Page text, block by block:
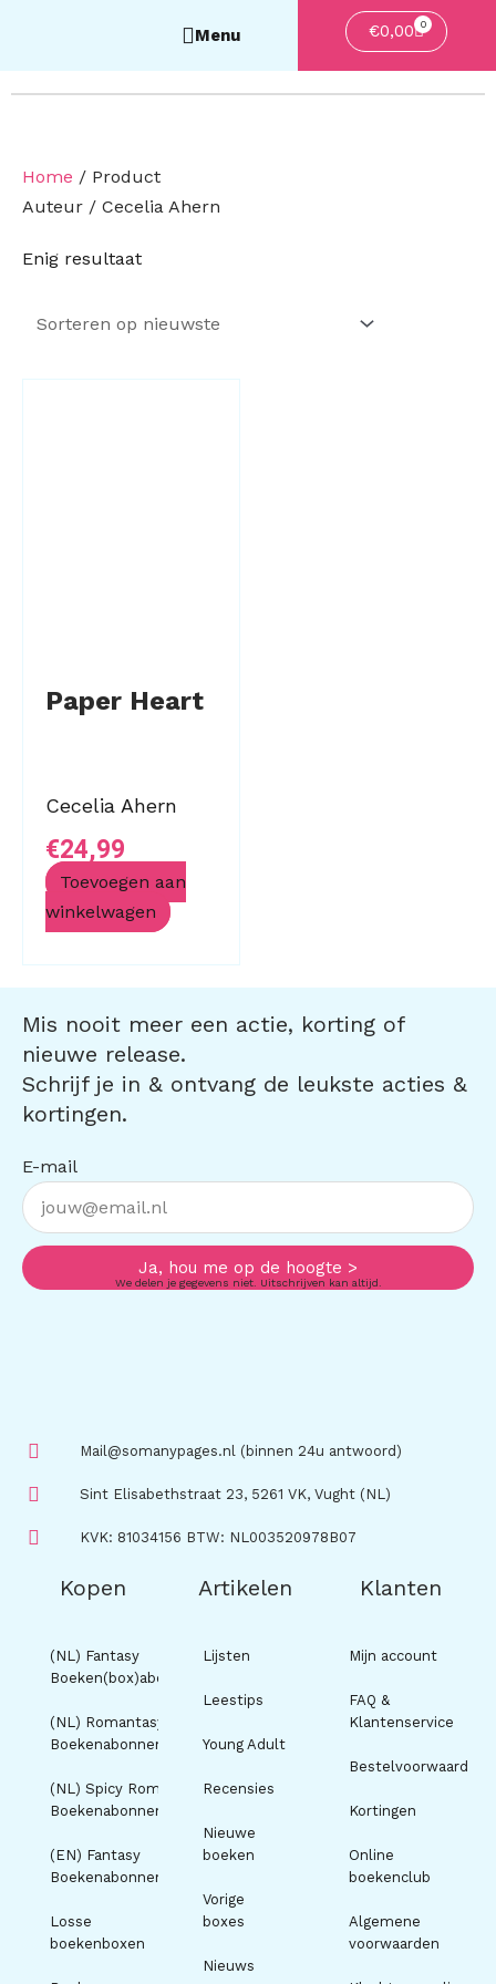
€0,00 0
Home / Product
Auteur / Cecelia Ahern
Enig resultaat
Paper Heart
Cecelia Ahern
€24,99
Toevoegen aan
winkelwagen
Mis nooit meer een actie, korting of
nieuwe release.
Schrijf je in & ontvang de leukste acties &
kortingen.
E-mail
Ja, hou me op de hoogte >
We delen je gegevens niet. Uitschrijven kan altijd.
Mail@somanypages.nl (binnen 24u antwoord)
Sint Elisabethstraat 23, 5261 VK, Vught (NL)
KVK: 81034156 BTW: NL003520978B07
Kopen
(NL) Fantasy
Boeken(box)abonnement
(NL) Romantasy
Boekenabonnement
(NL) Spicy Romance
Boekenabonnement
(EN) Fantasy
Boekenabonnement
Losse
boekenboxen
Artikelen
Lijsten
Leestips
Young Adult
Recensies
Nieuwe
boeken
Vorige
boxes
Nieuws
Klanten
Mijn account
FAQ &
Klantenservice
Bestelvoorwaarden
Kortingen
Online
boekenclub
Algemene
voorwaarden